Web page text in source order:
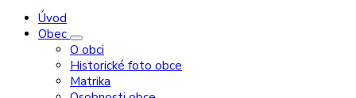
Úvod
Obec
O obci
Historické foto obce
Matrika